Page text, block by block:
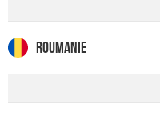
Roumanie